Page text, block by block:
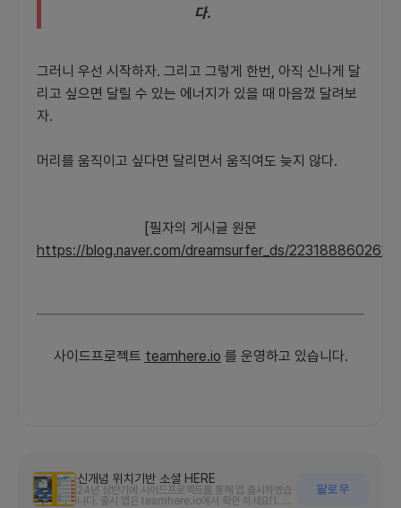
다.
그러니 우선 시작하자. 그리고 그렇게 한번, 아직 신나게 달
리고 싶으면 달릴 수 있는 에너지가 있을 때 마음껐 달려보
자.
머리를 움직이고 싶다면 달리면서 움직여도 늦지 않다.
[필자의 게시글 원문
https://blog.naver.com/dreamsurfer_ds/223188860262]
사이드프로젝트 teamhere.io 를 운영하고 있습니다.
신개념 위치기반 소셜 HERE
24년 상반기에 사이드프로젝트를 통해 앱 출시하였습
니다. 출시 앱은 teamhere.io에서 확인 하세요!1. 프
팔로우